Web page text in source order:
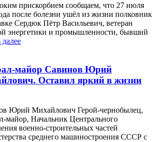
прискорбием сообщаем, что 27 июля
после болезни ушёл из жизни полковник
Сердюк Пётр Васильевич, ветеран
энергетики и промышленности, бывший
далее
майор Савинов Юрий
Оставил яркий в жизни
Юрий Михайлович Герой-чернобылец,
майор, Начальник Центрального
военно-строительных частей
среднего машиностроения СССР с